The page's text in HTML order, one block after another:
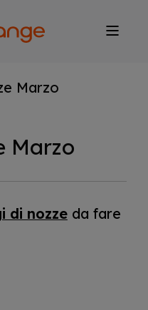
Marzo
Marzo
di nozzeda fare